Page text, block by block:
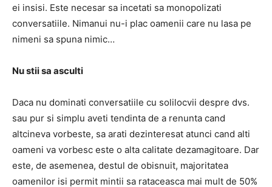
ei insisi. Este necesar sa incetati sa monopolizati
conversatiile. Nimanui nu-i plac oamenii care nu lasa pe
nimeni sa spuna nimic…
Nu stii sa asculti
Daca nu dominati conversatiile cu solilocvii despre dvs.
sau pur si simplu aveti tendinta de a renunta cand
altcineva vorbeste, sa arati dezinteresat atunci cand alti
oameni va vorbesc este o alta calitate dezamagitoare. Dar
este, de asemenea, destul de obisnuit, majoritatea
oamenilor isi permit mintii sa rataceasca mai mult de 50%